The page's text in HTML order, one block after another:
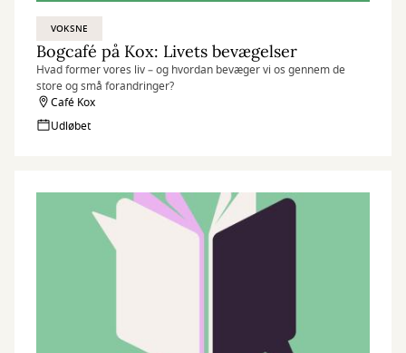
VOKSNE
Bogcafé på Kox: Livets bevægelser
Hvad former vores liv – og hvordan bevæger vi os gennem de
store og små forandringer?
Café Kox
Udløbet